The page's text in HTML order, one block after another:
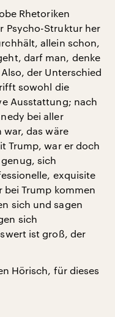
Rhetoriken
Psycho-Struktur her
allein schon,
darf man, denke
der Unterschied
sowohl die
Ausstattung; nach
bei aller
das wäre
Trump, war er doch
sich
exquisite
bei Trump kommen
sich und sagen
sich
ist groß, der
Hörisch, für dieses